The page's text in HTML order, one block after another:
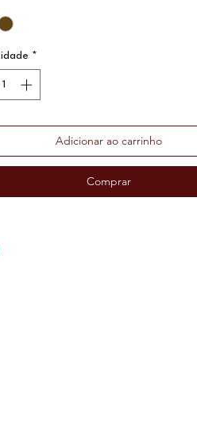
*
Adicionar ao carrinho
Comprar